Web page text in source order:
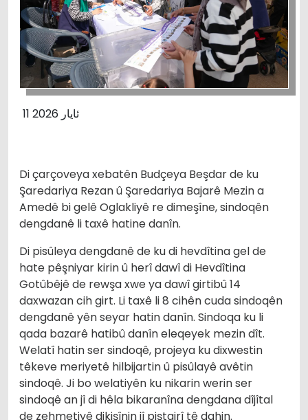
11 ئایار 2026
Di çarçoveya xebatên Budçeya Beşdar de ku
Şaredariya Rezan û Şaredariya Bajarê Mezin a
Amedê bi gelê Oglakliyê re dimeşîne, sindoqên
dengdanê li taxê hatine danîn.
Di pisûleya dengdanê de ku di hevdîtina gel de
hate pêşniyar kirin û herî dawî di Hevdîtina
Gotûbêjê de rewşa xwe ya dawî girtibû 14
daxwazan cih girt. Li taxê li 8 cihên cuda sindoqên
dengdanê yên seyar hatin danîn. Sindoqa ku li
qada bazarê hatibû danîn eleqeyek mezin dît.
Welatî hatin ser sindoqê, projeya ku dixwestin
têkeve meriyetê hilbijartin û pisûlayê avêtin
sindoqê. Ji bo welatiyên ku nikarin werin ser
sindoqê an jî di hêla bikaranîna dengdana dîjîtal
de zehmetiyê dikişînin jî piştgirî tê dahin.